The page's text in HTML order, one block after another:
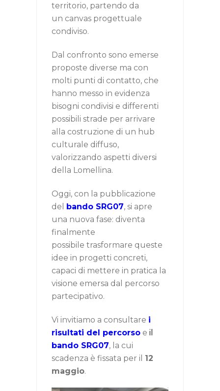
territorio, partendo da
un canvas progettuale
condiviso.
Dal confronto sono emerse
proposte diverse ma con
molti punti di contatto, che
hanno messo in evidenza
bisogni condivisi e differenti
possibili strade per arrivare
alla costruzione di un hub
culturale diffuso,
valorizzando aspetti diversi
della Lomellina.
Oggi, con la pubblicazione
del bando SRG07, si apre
una nuova fase: diventa
finalmente
possibile trasformare queste
idee in progetti concreti,
capaci di mettere in pratica la
visione emersa dal percorso
partecipativo.
Vi invitiamo a consultare i
risultati del percorso e il
bando SRG07, la cui
scadenza è fissata per il 12
maggio.